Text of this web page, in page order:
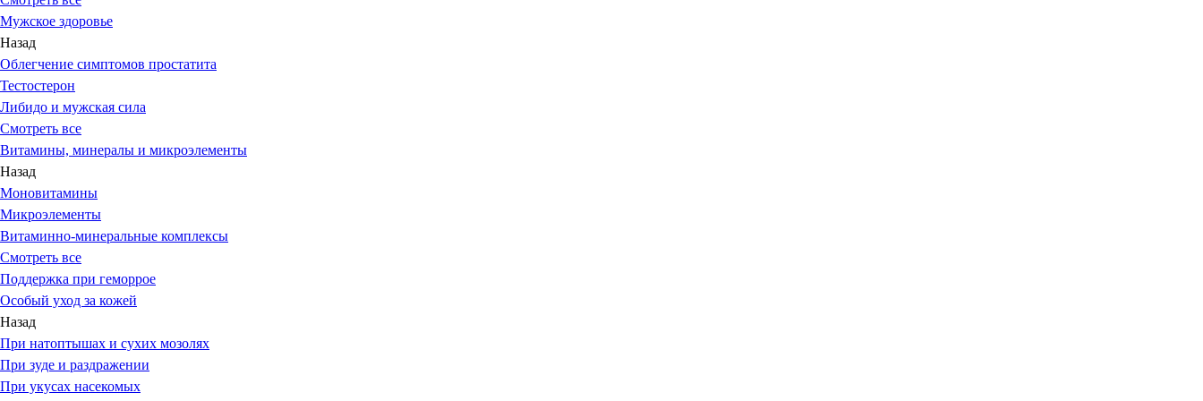
Мужское здоровье
Назад
Облегчение симптомов простатита
Тестостерон
Либидо и мужская сила
Смотреть все
Витамины, минералы и микроэлементы
Назад
Моновитамины
Микроэлементы
Витаминно-минеральные комплексы
Смотреть все
Поддержка при геморрое
Особый уход за кожей
Назад
При натоптышах и сухих мозолях
При зуде и раздражении
При укусах насекомых